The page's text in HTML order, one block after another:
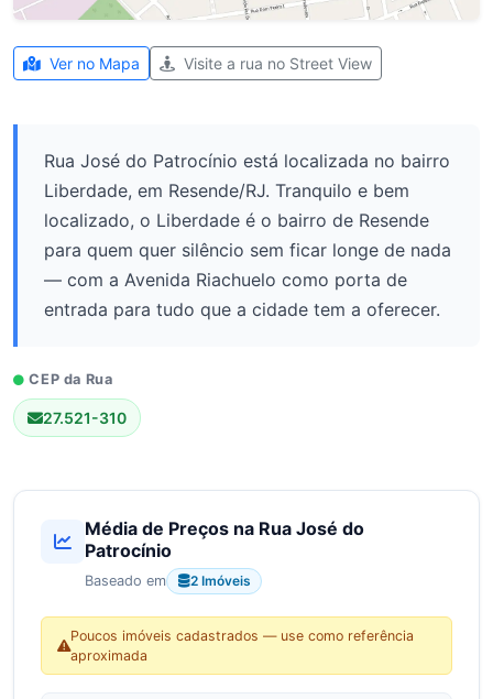
Ver no Mapa Visite a rua no Street View
Rua José do Patrocínio está localizada no bairro
Liberdade, em Resende/RJ. Tranquilo e bem
localizado, o Liberdade é o bairro de Resende
para quem quer silêncio sem ficar longe de nada
— com a Avenida Riachuelo como porta de
entrada para tudo que a cidade tem a oferecer.
CEP da Rua
27.521-310
Média de Preços na Rua José do
Patrocínio
Baseado em 2 Imóveis
Poucos imóveis cadastrados — use como referência
aproximada